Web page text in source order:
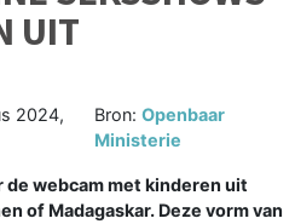
UIT
2024,
Bron: Openbaar
Ministerie
de webcam met kinderen uit
of Madagaskar. Deze vorm van